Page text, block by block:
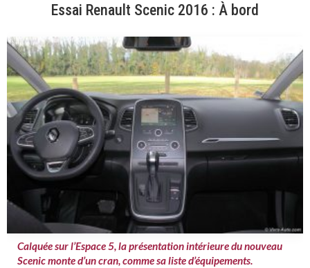
Essai Renault Scenic 2016 : À bord
Calquée sur l’Espace 5, la présentation intérieure du nouveau
Scenic monte d’un cran, comme sa liste d’équipements.